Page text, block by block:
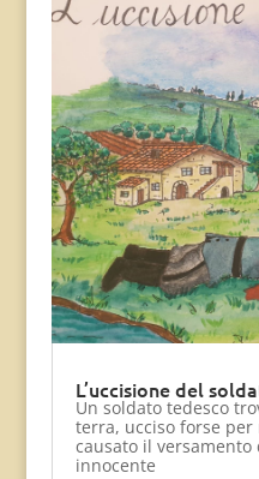
L’uccisione del
Un soldato tedesco
terra, ucciso forse
causato il versamento
innocente